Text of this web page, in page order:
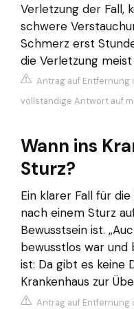
Verletzung der Fall,
schwere
Schmerz erst
die Verletzung
Antrag auf Entfernung
vollständige Antwort auf
Wann ins
Sturz?
Ein klarer Fall für
nach einem Sturz
Bewusstsein ist.
bewusstlos war
ist: Da gibt es keine
Krankenhaus zur
Antrag auf Entfernung